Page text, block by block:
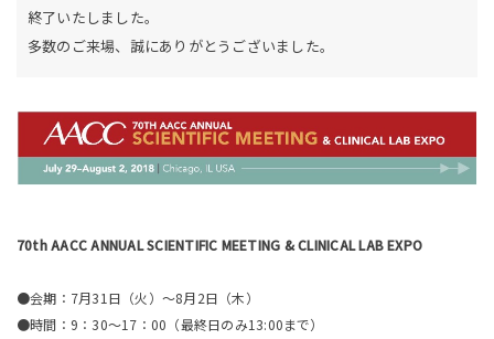
終了いたしました。
多数のご来場、誠にありがとうございました。
70th AACC ANNUAL SCIENTIFIC MEETING & CLINICAL LAB EXPO
●会期：7月31日（火）～8月2日（木）
●時間：9：30～17：00（最終日のみ13:00まで）